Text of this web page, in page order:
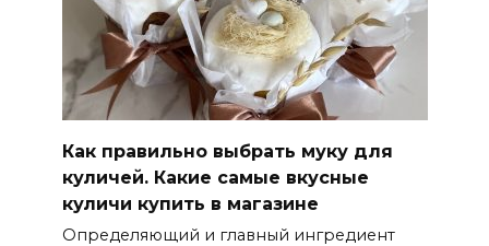
Как правильно выбрать муку для
куличей. Какие самые вкусные
куличи купить в магазине
Определяющий и главный ингредиент